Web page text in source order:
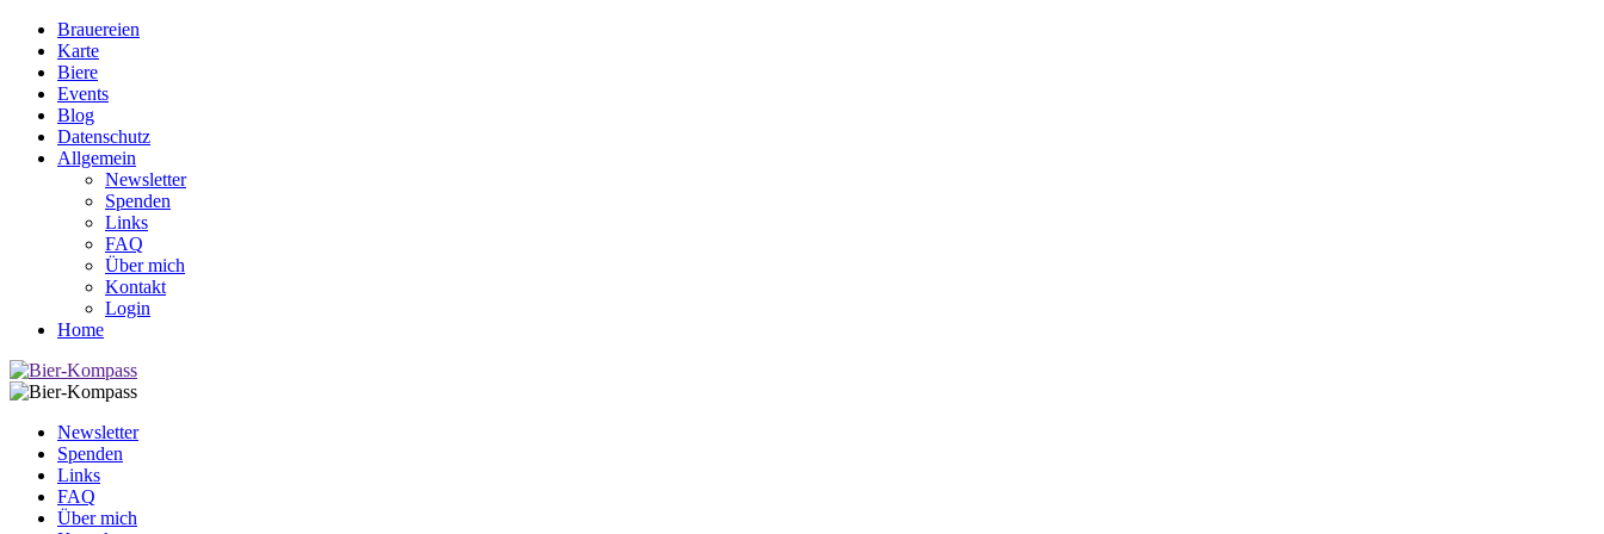
Brauereien
Karte
Biere
Events
Blog
Datenschutz
Allgemein
Newsletter
Spenden
Links
FAQ
Über mich
Kontakt
Login
Home
Newsletter
Spenden
Links
FAQ
Über mich